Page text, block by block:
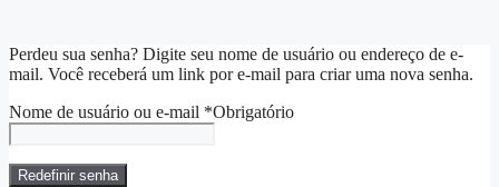
Perdeu sua senha? Digite seu nome de usuário ou endereço de e-
mail. Você receberá um link por e-mail para criar uma nova senha.
Nome de usuário ou e-mail *Obrigatório
Redefinir senha